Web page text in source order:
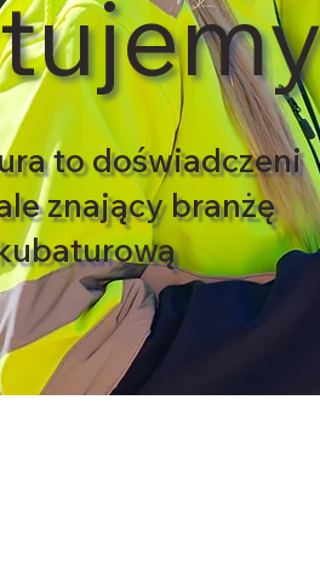
to doświadczeni
znający branżę